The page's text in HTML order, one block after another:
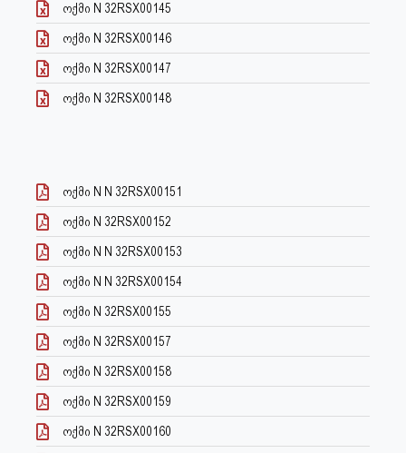
ოქმი N 32RSX00145
ოქმი N 32RSX00146
ოქმი N 32RSX00147
ოქმი N 32RSX00148
ოქმი N N 32RSX00151
ოქმი N 32RSX00152
ოქმი N N 32RSX00153
ოქმი N N 32RSX00154
ოქმი N 32RSX00155
ოქმი N 32RSX00157
ოქმი N 32RSX00158
ოქმი N 32RSX00159
ოქმი N 32RSX00160